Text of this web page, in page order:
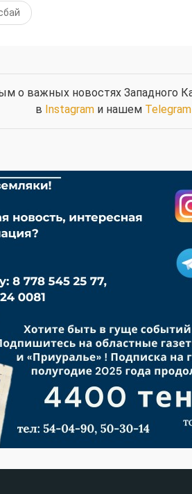
о важных новостях Западного
в Instagramи нашем Telegram